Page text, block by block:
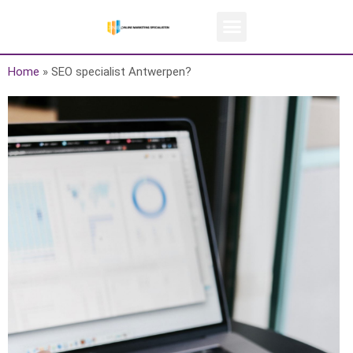
Home » SEO specialist Antwerpen?